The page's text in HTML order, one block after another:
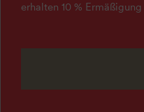
erhalten 10 %